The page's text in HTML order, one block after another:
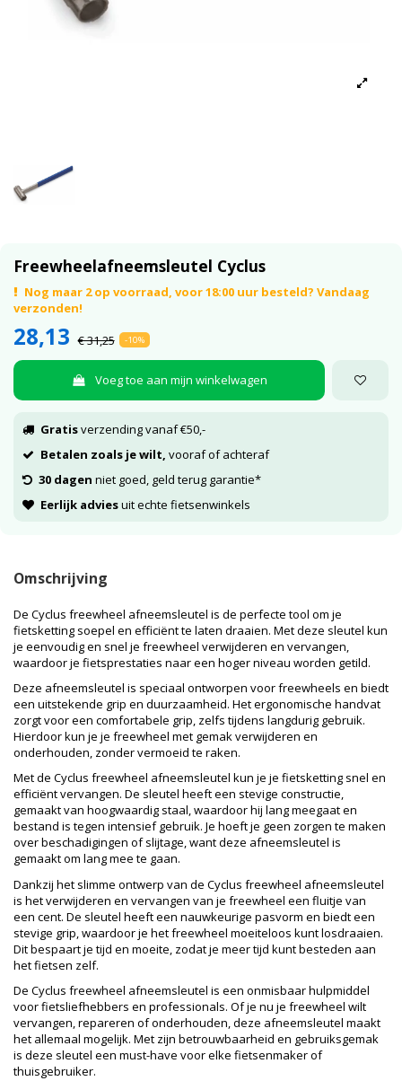
Freewheelafneemsleutel Cyclus
Nog maar 2 op voorraad, voor 18:00 uur besteld? Vandaag
verzonden!
28,13 € 31,25 -10%
Voeg toe aan mijn winkelwagen
Gratisverzending vanaf €50,-
Betalen zoals je wilt, vooraf of achteraf
30 dagen niet goed, geld terug garantie*
Eerlijk adviesuit echte fietsenwinkels
Omschrijving
De Cyclus freewheel afneemsleutel is de perfecte tool om je
fietsketting soepel en efficiënt te laten draaien. Met deze sleutel kun
je eenvoudig en snel je freewheel verwijderen en vervangen,
waardoor je fietsprestaties naar een hoger niveau worden getild.
Deze afneemsleutel is speciaal ontworpen voor freewheels en biedt
een uitstekende grip en duurzaamheid. Het ergonomische handvat
zorgt voor een comfortabele grip, zelfs tijdens langdurig gebruik.
Hierdoor kun je je freewheel met gemak verwijderen en
onderhouden, zonder vermoeid te raken.
Met de Cyclus freewheel afneemsleutel kun je je fietsketting snel en
efficiënt vervangen. De sleutel heeft een stevige constructie,
gemaakt van hoogwaardig staal, waardoor hij lang meegaat en
bestand is tegen intensief gebruik. Je hoeft je geen zorgen te maken
over beschadigingen of slijtage, want deze afneemsleutel is
gemaakt om lang mee te gaan.
Dankzij het slimme ontwerp van de Cyclus freewheel afneemsleutel
is het verwijderen en vervangen van je freewheel een fluitje van
een cent. De sleutel heeft een nauwkeurige pasvorm en biedt een
stevige grip, waardoor je het freewheel moeiteloos kunt losdraaien.
Dit bespaart je tijd en moeite, zodat je meer tijd kunt besteden aan
het fietsen zelf.
De Cyclus freewheel afneemsleutel is een onmisbaar hulpmiddel
voor fietsliefhebbers en professionals. Of je nu je freewheel wilt
vervangen, repareren of onderhouden, deze afneemsleutel maakt
het allemaal mogelijk. Met zijn betrouwbaarheid en gebruiksgemak
is deze sleutel een must-have voor elke fietsenmaker of
thuisgebruiker.